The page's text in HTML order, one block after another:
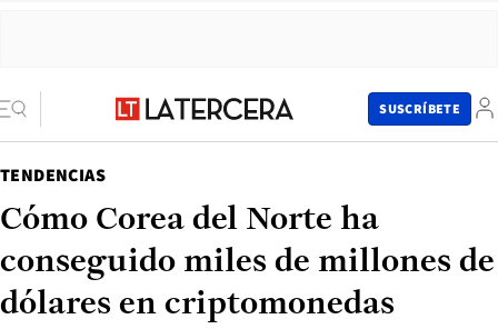
SUSCRÍBETE
TENDENCIAS
Cómo Corea del Norte ha
conseguido miles de millones de
dólares en criptomonedas